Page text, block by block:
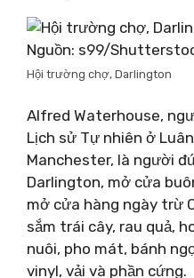
Nguồn: s99/
Hội trường chợ, Darlington
Alfred Waterhouse,
Lịch sử Tự nhiên ở
Manchester, là người
Darlington, mở cửa
mở cửa hàng ngày trừ
sắm trái cây, rau quả,
nuôi, pho mát, bánh
vinyl, vải và phần cứng.